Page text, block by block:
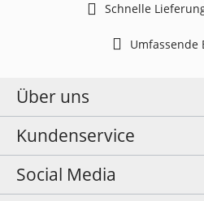
Schnelle
Umfassende
Über uns
Kundenservice
Social Media